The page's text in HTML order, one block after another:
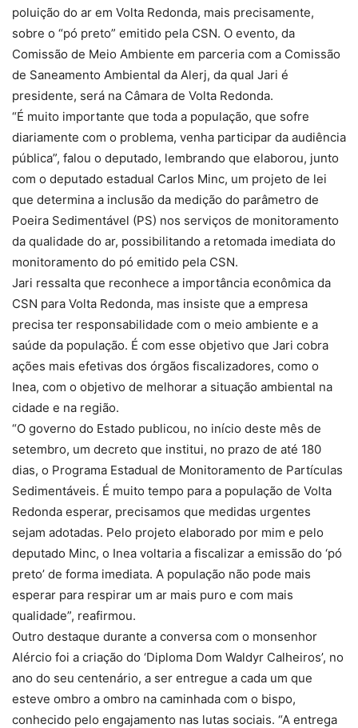
poluição do ar em Volta Redonda, mais precisamente,
sobre o “pó preto” emitido pela CSN. O evento, da
Comissão de Meio Ambiente em parceria com a Comissão
de Saneamento Ambiental da Alerj, da qual Jari é
presidente, será na Câmara de Volta Redonda.
“É muito importante que toda a população, que sofre
diariamente com o problema, venha participar da audiência
pública”, falou o deputado, lembrando que elaborou, junto
com o deputado estadual Carlos Minc, um projeto de lei
que determina a inclusão da medição do parâmetro de
Poeira Sedimentável (PS) nos serviços de monitoramento
da qualidade do ar, possibilitando a retomada imediata do
monitoramento do pó emitido pela CSN.
Jari ressalta que reconhece a importância econômica da
CSN para Volta Redonda, mas insiste que a empresa
precisa ter responsabilidade com o meio ambiente e a
saúde da população. É com esse objetivo que Jari cobra
ações mais efetivas dos órgãos fiscalizadores, como o
Inea, com o objetivo de melhorar a situação ambiental na
cidade e na região.
“O governo do Estado publicou, no início deste mês de
setembro, um decreto que institui, no prazo de até 180
dias, o Programa Estadual de Monitoramento de Partículas
Sedimentáveis. É muito tempo para a população de Volta
Redonda esperar, precisamos que medidas urgentes
sejam adotadas. Pelo projeto elaborado por mim e pelo
deputado Minc, o Inea voltaria a fiscalizar a emissão do ‘pó
preto’ de forma imediata. A população não pode mais
esperar para respirar um ar mais puro e com mais
qualidade”, reafirmou.
Outro destaque durante a conversa com o monsenhor
Alércio foi a criação do ‘Diploma Dom Waldyr Calheiros’, no
ano do seu centenário, a ser entregue a cada um que
esteve ombro a ombro na caminhada com o bispo,
conhecido pelo engajamento nas lutas sociais. “A entrega